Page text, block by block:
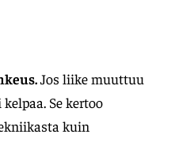
Jos liike muuttuu
Se kertoo
kuin